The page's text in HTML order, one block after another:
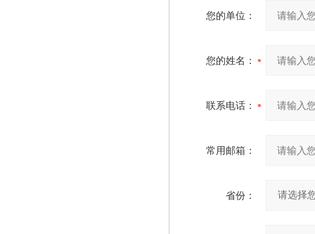
您的单位：
您的姓名：
联系电话：
常用邮箱：
省份：